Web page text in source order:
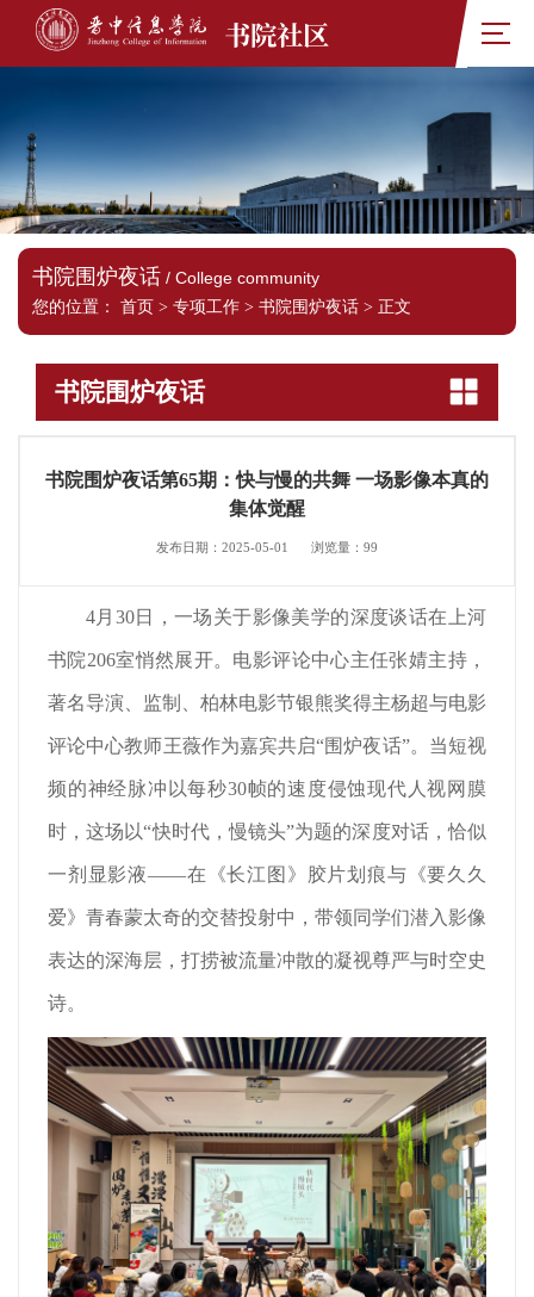
书院社区
书院围炉夜话 / College community
您的位置：
首页 > 专项工作 > 书院围炉夜话 > 正文
书院围炉夜话
书院围炉夜话第65期：快与慢的共舞 一场影像本真的
集体觉醒
发布日期：2025-05-01 浏览量： 99
4月30日，一场关于影像美学的深度谈话在上河
书院206室悄然展开。电影评论中心主任张婧主持，
著名导演、监制、柏林电影节银熊奖得主杨超与电影
评论中心教师王薇作为嘉宾共启“围炉夜话”。当短视
频的神经脉冲以每秒30帧的速度侵蚀现代人视网膜
时，这场以“快时代，慢镜头”为题的深度对话，恰似
一剂显影液——在《长江图》胶片划痕与《要久久
爱》青春蒙太奇的交替投射中，带领同学们潜入影像
表达的深海层，打捞被流量冲散的凝视尊严与时空史
诗。